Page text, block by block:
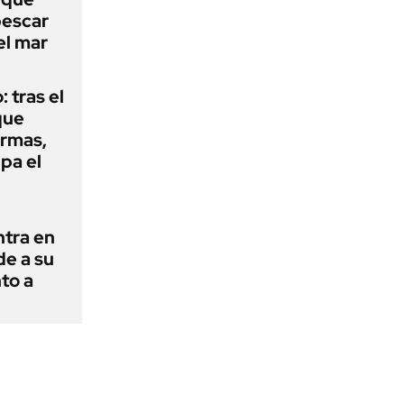
mar
tras el
el
en
a su
a